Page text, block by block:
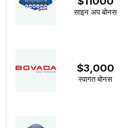
साइन अप बोनस
$3,000
स्वागत बोनस